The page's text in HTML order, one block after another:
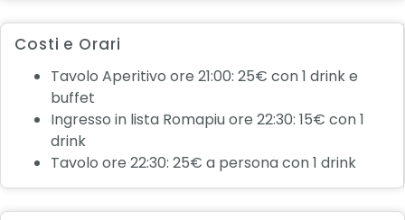
Costi e Orari
Tavolo Aperitivo ore 21:00: 25€ con 1 drink e
buffet
Ingresso in lista Romapiu ore 22:30: 15€ con 1
drink
Tavolo ore 22:30: 25€ a persona con 1 drink